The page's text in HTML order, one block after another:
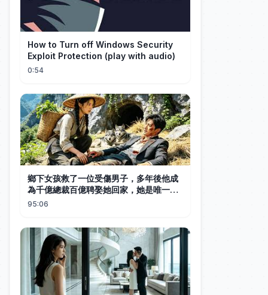
How to Turn off Windows Security
Exploit Protection (play with audio)
0:54
鄉下女孩救了一位受傷男子，多年後他成
為千億總裁百億聘娶她回家，她是唯一能
治好總裁過敏的女人，被寵成公主。#中
95:06